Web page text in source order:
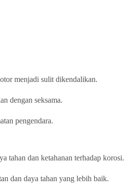
menjadi sulit dikendalikan.
dengan seksama.
pengendara.
tahan dan ketahanan terhadap korosi.
dan daya tahan yang lebih baik.